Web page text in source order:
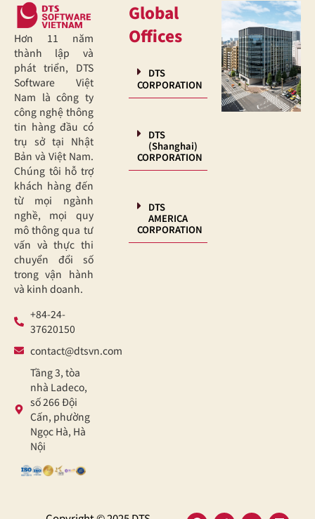
Hơn 11 năm
thành lập và
phát triển, DTS
Software Việt
Nam là công ty
công nghệ thông
tin hàng đầu có
trụ sở tại Nhật
Bản và Việt Nam.
Chúng tôi hỗ trợ
khách hàng đến
từ mọi ngành
nghề, mọi quy
mô thông qua tư
vấn và thực thi
chuyển đổi số
trong vận hành
và kinh doanh.
+84-24-
37620150
contact@dtsvn.com
Tầng 3, tòa
nhà Ladeco,
số 266 Đội
Cấn, phường
Ngọc Hà, Hà
Nội
Global
Offices
DTS
CORPORATION
DTS
(Shanghai)
CORPORATION
DTS
AMERICA
CORPORATION